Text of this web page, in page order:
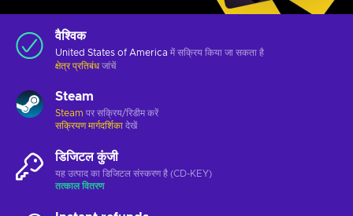
वैश्विक
United States of America में सक्रिय किया जा सकता है
क्षेत्र प्रतिबंध जांचें
Steam
Steam पर सक्रिय/रिडीम करें
सक्रियण मार्गदर्शिका देखें
डिजिटल कुंजी
यह उत्पाद का डिजिटल संस्करण है (CD-KEY)
तत्काल वितरण